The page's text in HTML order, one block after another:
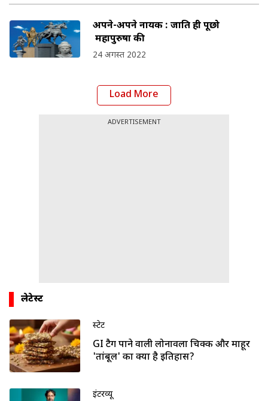
अपने-अपने नायक : जाति ही पूछो
महापुरुषों की
24 अगस्त 2022
Load More
ADVERTISEMENT
लेटेस्ट
स्टेट
GI टैग पाने वाली लोनावला चिक्की और माहूर
'तांबूल' का क्या है इतिहास?
इंटरव्यू